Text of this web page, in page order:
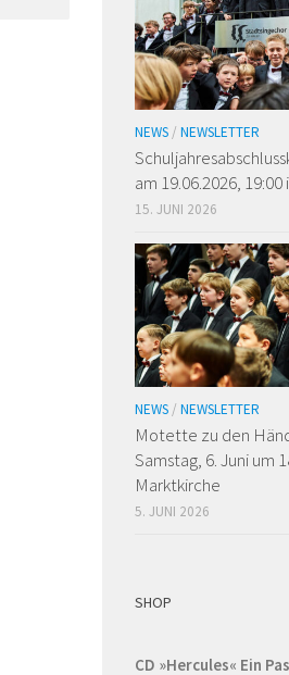
NEWS / NEWSLETTER
am 19.06.2026,
15. JUNI 2026
NEWS / NEWSLETTER
Motette zu den
Samstag, 6. Juni um
Marktkirche
5. JUNI 2026
SHOP
CD »Hercules« Ein